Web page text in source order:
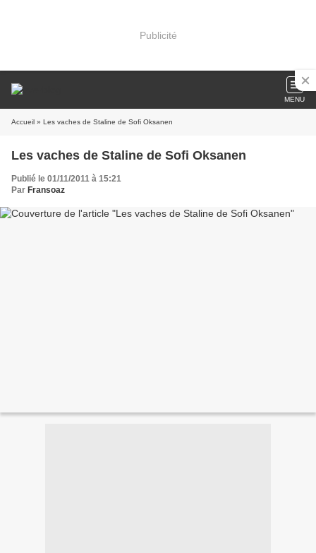
Publicité
MENU
Accueil » Les vaches de Staline de Sofi Oksanen
Les vaches de Staline de Sofi Oksanen
Publié le 01/11/2011 à 15:21
Par Fransoaz